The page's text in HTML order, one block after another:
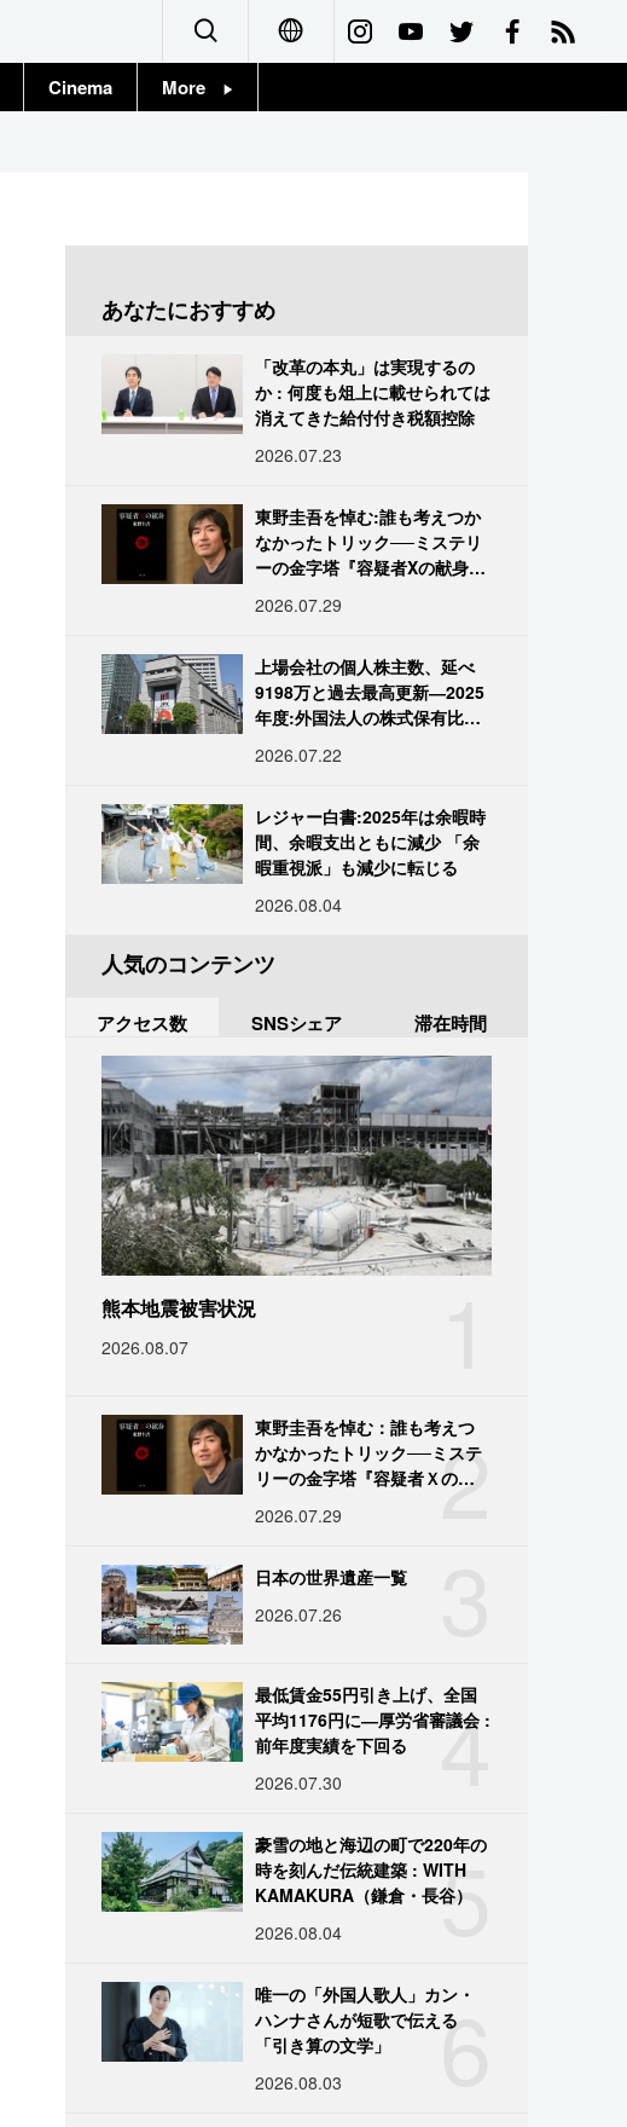
العربية
Русский
Cinema More
東京
お知らせ
あなたにおすすめ
「改革の本丸」は実現するの
か : 何度も俎上に載せられては
消えてきた給付付き税額控除
2026.07.23
東野圭吾を悼む:誰も考えつか
なかったトリック──ミステリ
ーの金字塔『容疑者Xの献身』
2026.07.29
上場会社の個人株主数、延べ
9198万と過去最高更新―2025
年度:外国法人の株式保有比率
2026.07.22
レジャー白書:2025年は余暇時
間、余暇支出ともに減少 「余
暇重視派」も減少に転じる
2026.08.04
人気のコンテンツ
アクセス数 SNSシェア 滞在時間
熊本地震被害状況
2026.08.07
2
東野圭吾を悼む：誰も考えつ
かなかったトリック──ミステ
リーの金字塔『容疑者Ｘの献
2026.07.29
日本の世界遺産一覧
2026.07.26
4
最低賃金55円引き上げ、全国
平均1176円に―厚労省審議会 :
前年度実績を下回る
2026.07.30
5
豪雪の地と海辺の町で220年の
時を刻んだ伝統建築 : WITH
KAMAKURA（鎌倉・長谷）
2026.08.04
6
唯一の「外国人歌人」カン・
ハンナさんが短歌で伝える
「引き算の文学」
2026.08.03